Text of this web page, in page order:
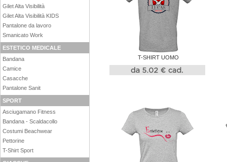
Gilet Alta Visibilità
Gilet Alta Visibilità KIDS
Pantalone da lavoro
Smanicato Work
ESTETICO MEDICALE
Bandana
Camice
Casacche
Pantalone Sanit
SPORT
Asciugamano Fitness
Bandana - Scaldacollo
Costumi Beachwear
Pettorine
T-Shirt Sport
T-SHIRT UOMO